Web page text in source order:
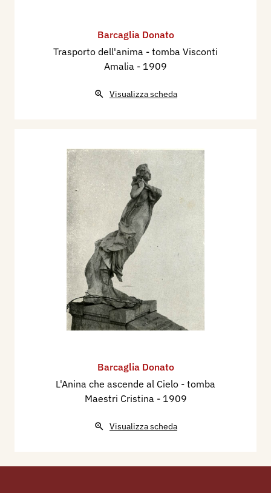
Barcaglia Donato
Trasporto dell'anima - tomba Visconti
Amalia - 1909
Visualizza scheda
Barcaglia Donato
L'Anina che ascende al Cielo - tomba
Maestri Cristina - 1909
Visualizza scheda